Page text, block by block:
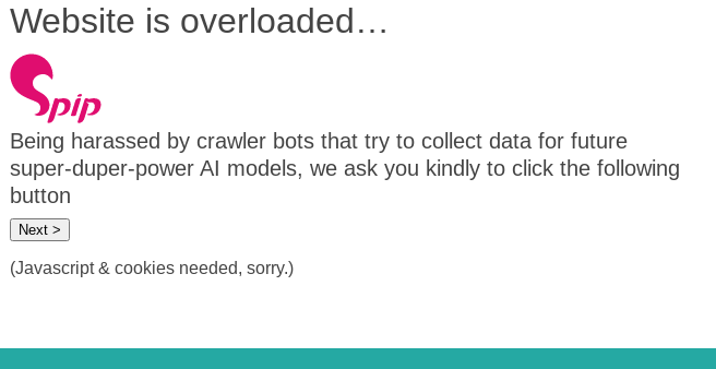
Website is overloaded…
Being harassed by crawler bots that try to collect data for future
super-duper-power AI models, we ask you kindly to click the following
button
Next >
(Javascript & cookies needed, sorry.)